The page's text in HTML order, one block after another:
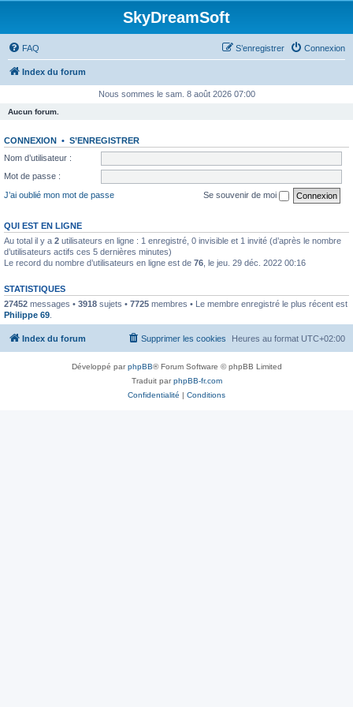
SkyDreamSoft
FAQ Connexion
S’enregistrer
Index du forum
Nous sommes le sam. 8 août 2026 07:00
Aucun forum.
CONNEXION • S’ENREGISTRER
Nom d’utilisateur :
Mot de passe :
J’ai oublié mon mot de passe
Se souvenir de moi
QUI EST EN LIGNE
Au total il y a 2 utilisateurs en ligne : 1 enregistré, 0 invisible et 1 invité (d’après le nombre
d’utilisateurs actifs ces 5 dernières minutes)
Le record du nombre d’utilisateurs en ligne est de 76 , le jeu. 29 déc. 2022 00:16
STATISTIQUES
27452 messages • 3918 sujets • 7725 membres • Le membre enregistré le plus récent est
Philippe 69
Index du forum Heures au format UTC+02:00
Supprimer les cookies
Développé parphpBB® Forum Software © phpBB Limited
Traduit parphpBB-fr.com
Confidentialité | Conditions